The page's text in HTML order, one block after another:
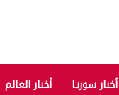
أخبار سوريا أخبار العالم